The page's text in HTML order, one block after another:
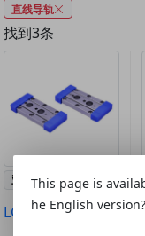
直线导轨
找到3条
亚德客AirTAC
LGC 交叉滚柱导轨
This page is
he English version?